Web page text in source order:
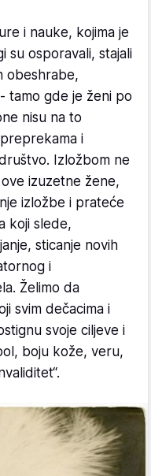
i nauke, kojima je
su osporavali, stajali
obeshrabe,
tamo gde je ženi po
nisu na to
i
Izložbom ne
izuzetne žene,
izložbe i prateće
koji slede,
sticanje novih
i
Želimo da
svim dečacima i
svoje ciljeve i
boju kože, veru,